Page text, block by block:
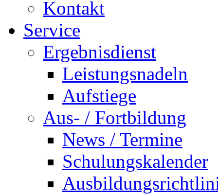
Kontakt
Service
Ergebnisdienst
Leistungsnadeln
Aufstiege
Aus- / Fortbildung
News / Termine
Schulungskalender